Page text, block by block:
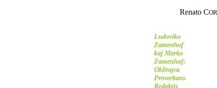
Renato C
Ludoviko
Zamenhof
kaj Marko
Zamenhof:
Oklingva
Proverbaro.
Redaktis